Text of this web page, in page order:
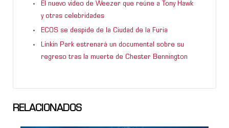
El nuevo video de Weezer que reúne a Tony Hawk
y otras celebridades
ECOS se despide de la Ciudad de la Furia
Linkin Park estrenará un documental sobre su
regreso tras la muerte de Chester Bennington
RELACIONADOS